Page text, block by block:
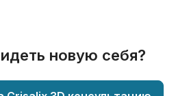
новую себя?